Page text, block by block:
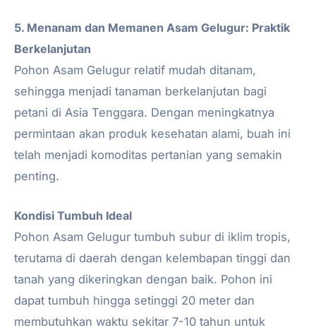
5. Menanam dan Memanen Asam Gelugur: Praktik
Berkelanjutan
Pohon Asam Gelugur relatif mudah ditanam,
sehingga menjadi tanaman berkelanjutan bagi
petani di Asia Tenggara. Dengan meningkatnya
permintaan akan produk kesehatan alami, buah ini
telah menjadi komoditas pertanian yang semakin
penting.
Kondisi Tumbuh Ideal
Pohon Asam Gelugur tumbuh subur di iklim tropis,
terutama di daerah dengan kelembapan tinggi dan
tanah yang dikeringkan dengan baik. Pohon ini
dapat tumbuh hingga setinggi 20 meter dan
membutuhkan waktu sekitar 7-10 tahun untuk